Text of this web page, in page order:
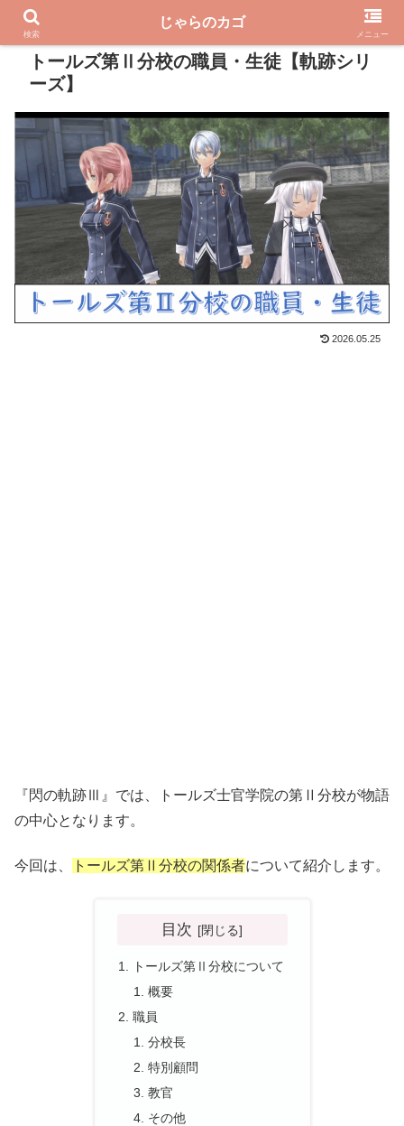
PR
トールズ第Ⅱ分校の職員・生徒【軌跡シリ
ーズ】
2026.05.25
『閃の軌跡Ⅲ』では、トールズ士官学院の第Ⅱ分校が物語
の中心となります。
今回は、 トールズ第Ⅱ分校の関係者について紹介します。
目次
トールズ第Ⅱ分校について
概要
職員
分校長
特別顧問
教官
その他
検索
じゃらのカゴ
メニュー